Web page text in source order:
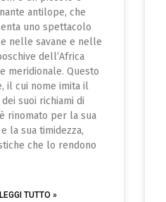
antilope, che
uno spettacolo
nelle savane e nelle
dell’Africa
meridionale. Questo
il cui nome imita il
suoi richiami di
rinomato per la sua
la sua timidezza,
che lo rendono
LEGGI TUTTO »